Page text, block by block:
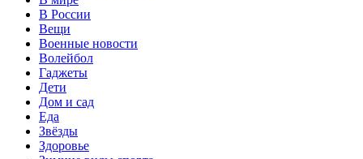
В России
Вещи
Военные новости
Волейбол
Гаджеты
Дети
Дом и сад
Еда
Звёзды
Здоровье